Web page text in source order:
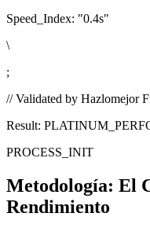
Speed_Index: "0.4s"
\
;
// Validated by Hazlomejor
Result:
PROCESS_INIT
Metodología: El
Rendimiento